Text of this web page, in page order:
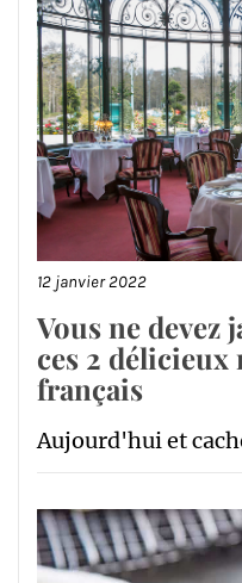
12 janvier 2022
Vous ne devez
ces 2 délicieux
français
Aujourd'hui et